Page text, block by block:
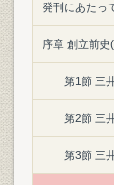
発刊にあたっ
序章 創立前
第1節 三
第2節 三
第3節 三